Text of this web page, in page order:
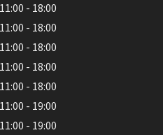
11:00 - 18:00
11:00 - 18:00
11:00 - 18:00
11:00 - 18:00
11:00 - 18:00
11:00 - 19:00
11:00 - 19:00